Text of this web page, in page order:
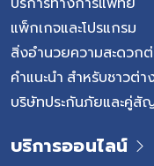
แพ็กเกจและโปรแกรม
สิ่งอำนวยความสะดวก
คำแนะนำ สำหรับชาวต่า
บริษัทประกันภัยและคู่
บริการออนไลน์